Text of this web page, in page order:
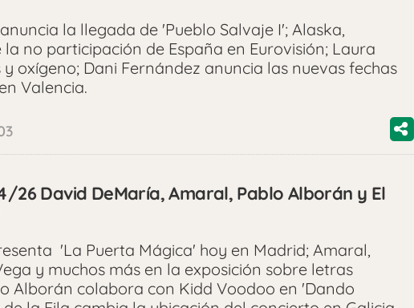
la llegada de 'Pueblo Salvaje I'; Alaska,
no participación de España en Eurovisión; Laura
y oxígeno; Dani Fernández anuncia las nuevas fechas
Valencia.
26 David DeMaría, Amaral, Pablo Alborán y El
'La Puerta Mágica' hoy en Madrid; Amaral,
y muchos más en la exposición sobre letras
Alborán colabora con Kidd Voodoo en 'Dando